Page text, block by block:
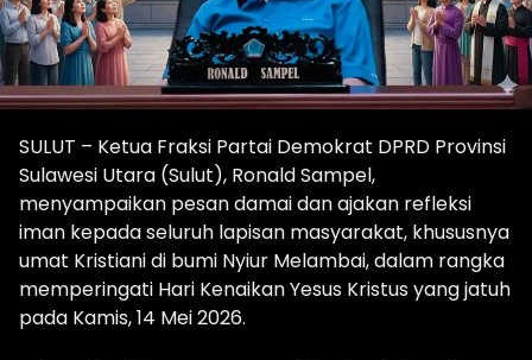
SULUT – Ketua Fraksi Partai Demokrat DPRD Provinsi
Sulawesi Utara (Sulut), Ronald Sampel,
menyampaikan pesan damai dan ajakan refleksi
iman kepada seluruh lapisan masyarakat, khususnya
umat Kristiani di bumi Nyiur Melambai, dalam rangka
memperingati Hari Kenaikan Yesus Kristus yang jatuh
pada Kamis, 14 Mei 2026.